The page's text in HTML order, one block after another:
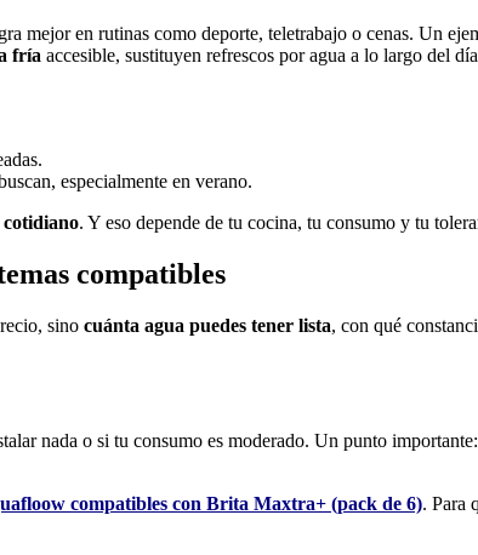
mejor en rutinas como deporte, teletrabajo o cenas. Un
fría accesible, sustituyen refrescos por agua a lo largo del
especialmente en verano.
cotidiano. Y eso depende de tu cocina, tu consumo y tu
compatibles
sino cuánta agua puedes tener lista, con qué
nada o si tu consumo es moderado. Un punto
compatibles con Brita Maxtra+ (pack de 6). Para